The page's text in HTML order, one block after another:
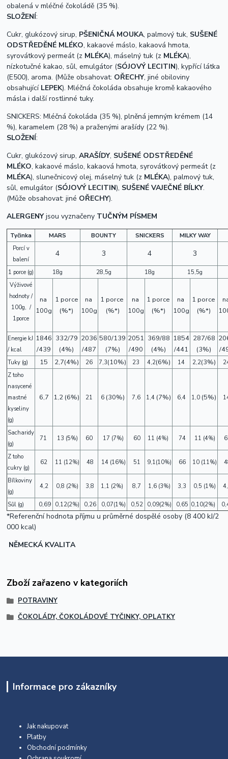
obalená v mléčné čokoládě (35 %).
SLOŽENÍ:
Cukr, glukózový sirup, PŠENIČNÁ MOUKA, palmový tuk, SUŠENÉ
ODSTŘEDĚNÉ MLÉKO, kakaové máslo, kakaová hmota,
syrovátkový permeát (z MLÉKA),máselný tuk (z MLÉKA),
nízkotučné kakao, sůl, emulgátor (SÓJOVÝ LECITIN), kypřící látka
(E500), aroma. (Může obsahovat: OŘECHY,jiné obiloviny
obsahující LEPEK).Mléčná čokoláda obsahuje kromě kakaového
másla i další rostlinné tuky.
SNICKERS: Mléčná čokoláda (35 %), plněná jemným krémem (14
%), karamelem (28 %) a praženými arašídy (22 %).
SLOŽENÍ:
Cukr, glukózový sirup,ARAŠÍDY, SUŠENÉ ODSTŘEDĚNÉ
MLÉKO, kakaové máslo, kakaová hmota, syrovátkový permeát (z
MLÉKA), slunečnicový olej, máselný tuk (z MLÉKA), palmový tuk,
sůl, emulgátor (SÓJOVÝ LECITIN), SUŠENÉ VAJEČNÉ BÍLKY.
(Může obsahovat: jiné OŘECHY).
ALERGENYjsou vyznačeny TUČNÝM PÍSMEM
Tyčinka MARS BOUNTY SNICKERS
MILKY WAY
Porcí v
balení
4 3 4 3
1 porce (g) 18g 28,5g 18g
15,5g
Výživové
hodnoty /
100g, /
1porce
na
100g
1 porce
(%*)
na
100g
1 porce
(%*)
na
100g
1 porce
(%*)
na
100g
1 porce
(%*)
Energie kJ
/ kcal
1846
/439
332/79
(4%)
2036
/487
580/139
(7%)
2051
/490
369/88
(4%)
1854
/441
287/68
(3%)
/
Tuky (g) 15 2,7(4%) 26 7,3(10%) 23 4,2(6%) 14 2,2(3%)
Z toho
nasycené
mastné
kyseliny
(g)
6,7 1,2 (6%) 21 6 (30%) 7,6 1,4 (7%) 6,4 1,0 (5%)
Sacharidy
(g)
71 13 (5%) 60 17 (7%) 60 11 (4%) 74 11 (4%)
Z toho
cukry (g)
62 11 (12%) 48 14 (16%) 51 9,1(10%) 66 10 (11%)
Bílkoviny
(g)
4,2 0,8 (2%) 3,8 1,1 (2%) 8,7 1,6 (3%) 3,3 0,5 (1%)
Sůl (g) 0,69 0,12(2%) 0,26 0,07(1%) 0,52 0,09(2%) 0,65 0,10(2%)
*Referenční hodnota příjmu u průměrné dospělé osoby (8 400 kJ/2
000 kcal)
NĚMECKÁ KVALITA
Zboží zařazeno v kategoriích
POTRAVINY
ČOKOLÁDY, ČOKOLÁDOVÉ TYČINKY, OPLATKY
Informace pro zákazníky
Jak nakupovat
Platby
Obchodní podmínky